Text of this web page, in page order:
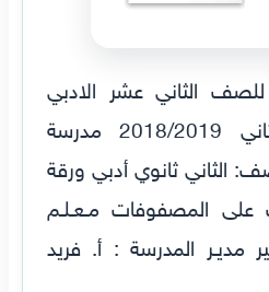
الثاني عشر الادبي
والشرعي الفصل الثاني 2018/2019 مدرسة
الثاني ثانوي أدبي ورقة
على المصفوفات مـعـلـم
مديـر المدرسة : أ. فريد